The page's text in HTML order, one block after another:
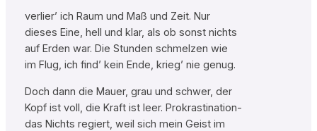
verlier’ ich Raum und Maß und Zeit. Nur
dieses Eine, hell und klar, als ob sonst nichts
auf Erden war. Die Stunden schmelzen wie
im Flug, ich find’ kein Ende, krieg’ nie genug.
Doch dann die Mauer, grau und schwer, der
Kopf ist voll, die Kraft ist leer. Prokrastination-
das Nichts regiert, weil sich mein Geist im